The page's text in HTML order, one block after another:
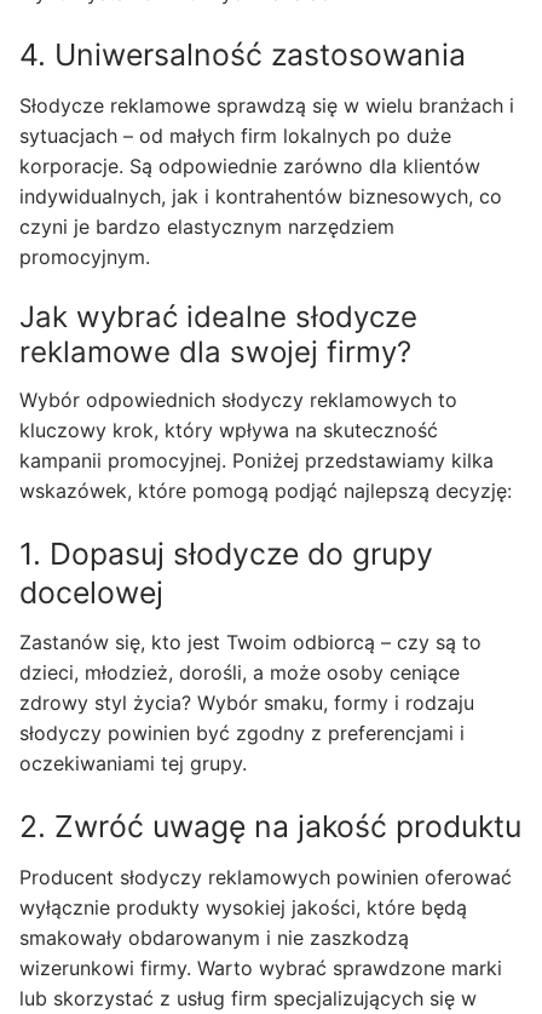
4. Uniwersalność zastosowania
Słodycze reklamowe sprawdzą się w wielu branżach i
sytuacjach – od małych firm lokalnych po duże
korporacje. Są odpowiednie zarówno dla klientów
indywidualnych, jak i kontrahentów biznesowych, co
czyni je bardzo elastycznym narzędziem
promocyjnym.
Jak wybrać idealne słodycze
reklamowe dla swojej firmy?
Wybór odpowiednich słodyczy reklamowych to
kluczowy krok, który wpływa na skuteczność
kampanii promocyjnej. Poniżej przedstawiamy kilka
wskazówek, które pomogą podjąć najlepszą decyzję:
1. Dopasuj słodycze do grupy
docelowej
Zastanów się, kto jest Twoim odbiorcą – czy są to
dzieci, młodzież, dorośli, a może osoby ceniące
zdrowy styl życia? Wybór smaku, formy i rodzaju
słodyczy powinien być zgodny z preferencjami i
oczekiwaniami tej grupy.
2. Zwróć uwagę na jakość produktu
Producent słodyczy reklamowych powinien oferować
wyłącznie produkty wysokiej jakości, które będą
smakowały obdarowanym i nie zaszkodzą
wizerunkowi firmy. Warto wybrać sprawdzone marki
lub skorzystać z usług firm specjalizujących się w